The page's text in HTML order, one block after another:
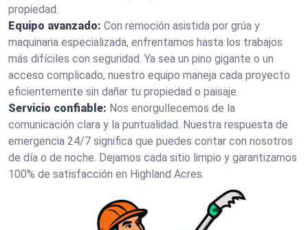
propiedad.
Equipo avanzado: Con remoción asistida por grúa y
maquinaria especializada, enfrentamos hasta los trabajos
más difíciles con seguridad. Ya sea un pino gigante o un
acceso complicado, nuestro equipo maneja cada proyecto
eficientemente sin dañar tu propiedad o paisaje.
Servicio confiable: Nos enorgullecemos de la
comunicación clara y la puntualidad. Nuestra respuesta de
emergencia 24/7 significa que puedes contar con nosotros
de día o de noche. Dejamos cada sitio limpio y garantizamos
100% de satisfacción en Highland Acres.